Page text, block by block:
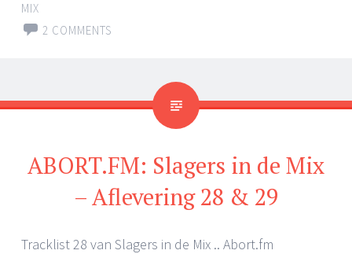
MIX
2 COMMENTS
ABORT.FM: Slagers in de Mix
– Aflevering 28 & 29
Tracklist 28 van Slagers in de Mix .. Abort.fm